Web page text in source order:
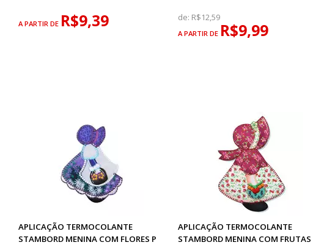
A PARTIR DE R$9,39 de: R$12,59
A PARTIR DE R$9,99
APLICAÇÃO TERMOCOLANTE
STAMBORD MENINA COM FLORES P
APLICAÇÃO TERMOCOLANTE
STAMBORD MENINA COM FRUTAS